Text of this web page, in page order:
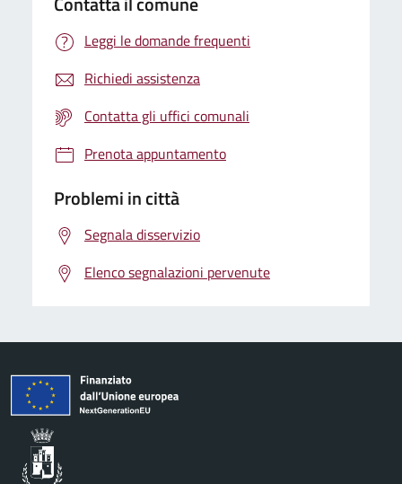
Leggi le domande frequenti
Richiedi assistenza
Contatta gli uffici comunali
Prenota appuntamento
Problemi in città
Segnala disservizio
Elenco segnalazioni pervenute